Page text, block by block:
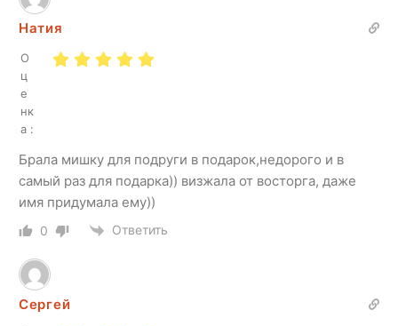
Натия
О
ц
е
нк
а :
Брала мишку для подруги в подарок,недорого и в
самый раз для подарка)) визжала от восторга, даже
имя придумала ему))
0 Ответить
Сергей